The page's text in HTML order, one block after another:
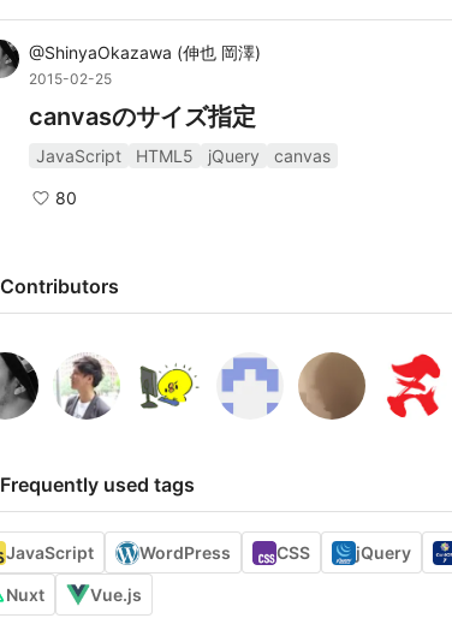
@ShinyaOkazawa (伸也 岡澤)
2015-02-25
canvasのサイズ指定
JavaScript HTML5 jQuery canvas
80
Contributors
Frequently used tags
JavaScript WordPress CSS jQuery
Nuxt Vue.js